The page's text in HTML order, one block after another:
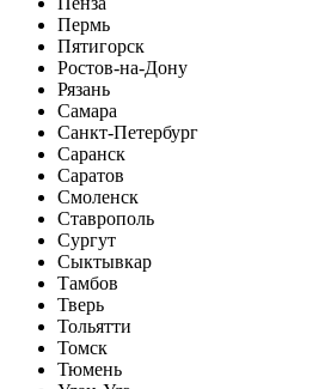
Пермь
Пятигорск
Ростов-на-Дону
Рязань
Самара
Санкт-Петербург
Саранск
Саратов
Смоленск
Ставрополь
Сургут
Сыктывкар
Тамбов
Тверь
Тольятти
Томск
Тюмень